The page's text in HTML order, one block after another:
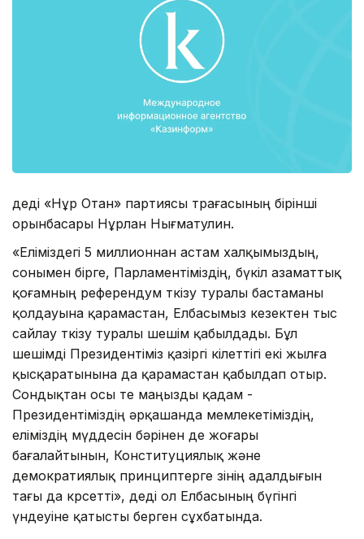
деді «Нұр Отан» партиясы төрағасының бірінші
орынбасары Нұрлан Нығматулин.
«Еліміздегі 5 миллионнан астам халқымыздың,
сонымен бірге, Парламентіміздің, бүкіл азаматтық
қоғамның референдум өткізу туралы бастаманы
қолдауына қарамастан, Елбасымыз кезектен тыс
сайлау өткізу туралы шешім қабылдады. Бұл
шешімді Президентіміз қазіргі өкілеттігі екі жылға
қысқаратынына да қарамастан қабылдап отыр.
Сондықтан осы өте маңызды қадам -
Президентіміздің әрқашанда мемлекетіміздің,
еліміздің мүддесін бәрінен де жоғары
бағалайтынын, Конституциялық және
демократиялық принциптерге өзінің адалдығын
тағы да көрсетті», деді ол Елбасының бүгінгі
үндеуіне қатысты берген сұхбатында.